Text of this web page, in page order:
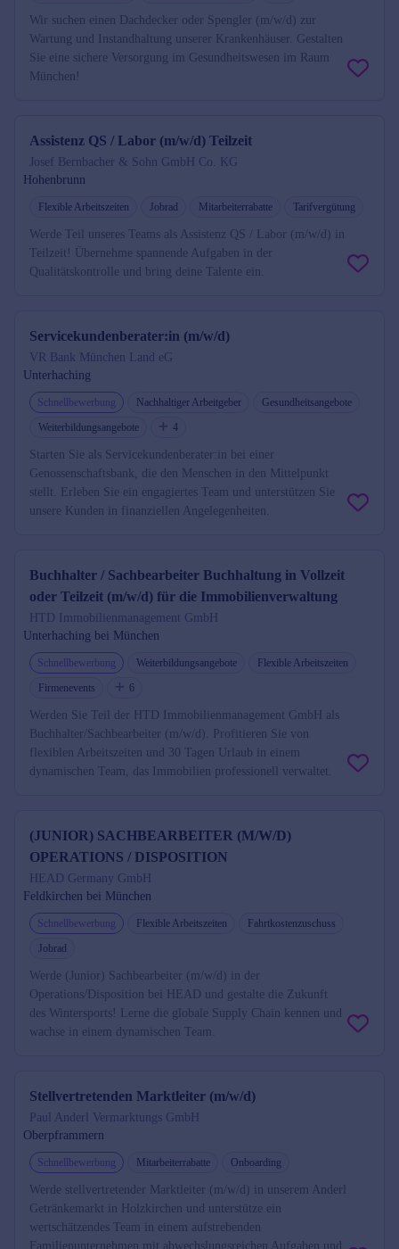
Wir suchen einen Dachdecker oder Spengler (m/w/d) zur
Wartung und Instandhaltung unserer Krankenhäuser. Gestalten
Sie eine sichere Versorgung im Gesundheitswesen im Raum
München!
Assistenz QS / Labor (m/w/d) Teilzeit
Josef Bernbacher & Sohn GmbH Co. KG
Hohenbrunn
Flexible Arbeitszeiten Jobrad Mitarbeiterrabatte Tarifvergütung
Werde Teil unseres Teams als Assistenz QS / Labor (m/w/d) in
Teilzeit! Übernehme spannende Aufgaben in der
Qualitätskontrolle und bring deine Talente ein.
Servicekundenberater:in (m/w/d)
VR Bank München Land eG
Unterhaching
Schnellbewerbung Nachhaltiger Arbeitgeber
Gesundheitsangebote
Weiterbildungsangebote
4
Starten Sie als Servicekundenberater:in bei einer
Genossenschaftsbank, die den Menschen in den Mittelpunkt
stellt. Erleben Sie ein engagiertes Team und unterstützen Sie
unsere Kunden in finanziellen Angelegenheiten.
Buchhalter / Sachbearbeiter Buchhaltung in Vollzeit
oder Teilzeit (m/w/d) für die Immobilienverwaltung
HTD Immobilienmanagement GmbH
Unterhaching bei München
Schnellbewerbung Weiterbildungsangebote
Flexible Arbeitszeiten
Firmenevents
6
Werden Sie Teil der HTD Immobilienmanagement GmbH als
Buchhalter/Sachbearbeiter (m/w/d). Profitieren Sie von
flexiblen Arbeitszeiten und 30 Tagen Urlaub in einem
dynamischen Team, das Immobilien professionell verwaltet.
(JUNIOR) SACHBEARBEITER (M/W/D)
OPERATIONS / DISPOSITION
HEAD Germany GmbH
Feldkirchen bei München
Schnellbewerbung Flexible Arbeitszeiten
Fahrtkostenzuschuss
Jobrad
Werde (Junior) Sachbearbeiter (m/w/d) in der
Operations/Disposition bei HEAD und gestalte die Zukunft
des Wintersports! Lerne die globale Supply Chain kennen und
wachse in einem dynamischen Team.
Stellvertretenden Marktleiter (m/w/d)
Paul Anderl Vermarktungs GmbH
Oberpframmern
Schnellbewerbung Mitarbeiterrabatte Onboarding
Werde stellvertretender Marktleiter (m/w/d) in unserem Anderl
Getränkemarkt in Holzkirchen und unterstütze ein
wertschätzendes Team in einem aufstrebenden
Familienunternehmen mit abwechslungsreichen Aufgaben und